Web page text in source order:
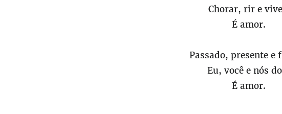
Chorar, rir e
É amor.
Passado, presente e
Eu, você e nós
É amor.